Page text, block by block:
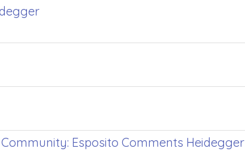
Esposito Comments Heidegger